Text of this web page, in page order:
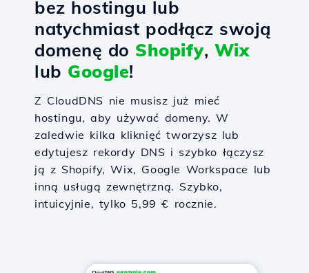
bez hostingu lub
natychmiast podłącz swoją
domenę do Shopify, Wix
lub Google!
Z CloudDNS nie musisz już mieć
hostingu, aby używać domeny. W
zaledwie kilka kliknięć tworzysz lub
edytujesz rekordy DNS i szybko łączysz
ją z Shopify, Wix, Google Workspace lub
inną usługą zewnętrzną. Szybko,
intuicyjnie, tylko 5,99 € rocznie.